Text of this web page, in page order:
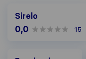
Sirelo
0,0 15